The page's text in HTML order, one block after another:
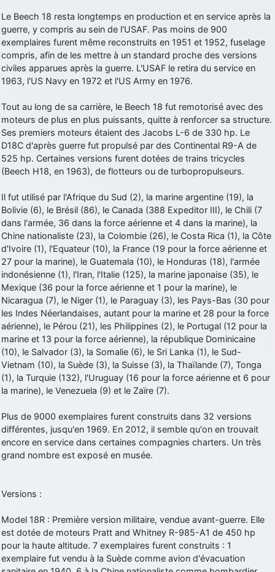
Le Beech 18 resta longtemps en production et en service après la
guerre, y compris au sein de l'USAF. Pas moins de 900
exemplaires furent même reconstruits en 1951 et 1952, fuselage
compris, afin de les mettre à un standard proche des versions
civiles apparues après la guerre. L'USAF le retira du service en
1963, l'US Navy en 1972 et l'US Army en 1976.
Tout au long de sa carrière, le Beech 18 fut remotorisé avec des
moteurs de plus en plus puissants, quitte à renforcer sa structure.
Ses premiers moteurs étaient des Jacobs L-6 de 330 hp. Le
D18C d'après guerre fut propulsé par des Continental R9-A de
525 hp. Certaines versions furent dotées de trains tricycles
(Beech H18, en 1963), de flotteurs ou de turbopropulseurs.
Il fut utilisé par l'Afrique du Sud (2), la marine argentine (19), la
Bolivie (6), le Brésil (86), le Canada (388 Expeditor III), le Chili (7
dans l'armée, 36 dans la force aérienne et 4 dans la marine), la
Chine nationaliste (23), la Colombie (26), le Costa Rica (1), la Côte
d'Ivoire (1), l'Equateur (10), la France (19 pour la force aérienne et
27 pour la marine), le Guatemala (10), le Honduras (18), l'armée
indonésienne (1), l'Iran, l'Italie (125), la marine japonaise (35), le
Mexique (36 pour la force aérienne et 1 pour la marine), le
Nicaragua (7), le Niger (1), le Paraguay (3), les Pays-Bas (30 pour
les Indes Néerlandaises, autant pour la marine et 28 pour la force
aérienne), le Pérou (21), les Philippines (2), le Portugal (12 pour la
marine et 13 pour la force aérienne), la république Dominicaine
(10), le Salvador (3), la Somalie (6), le Sri Lanka (1), le Sud-
Vietnam (10), la Suède (3), la Suisse (3), la Thaïlande (7), Tonga
(1), la Turquie (132), l'Uruguay (16 pour la force aérienne et 6 pour
la marine), le Venezuela (9) et le Zaïre (7).
Plus de 9000 exemplaires furent construits dans 32 versions
différentes, jusqu'en 1969. En 2012, il semble qu'on en trouvait
encore en service dans certaines compagnies charters. Un très
grand nombre est exposé en musée.
Versions :
Model 18R : Première version militaire, vendue avant-guerre. Elle
est dotée de moteurs Pratt and Whitney R-985-A1 de 450 hp
pour la haute altitude. 7 exemplaires furent construits : 1
exemplaire fut vendu à la Suède comme avion d'évacuation